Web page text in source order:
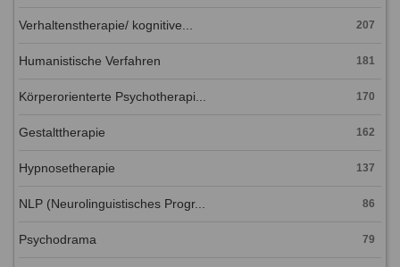
Verhaltenstherapie/ kognitive... 207
Humanistische Verfahren 181
Körperorienterte Psychotherapi... 170
Gestalttherapie 162
Hypnosetherapie 137
NLP (Neurolinguistisches Progr... 86
Psychodrama 79